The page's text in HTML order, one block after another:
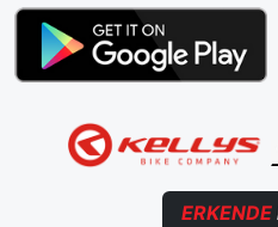
ERKENDE